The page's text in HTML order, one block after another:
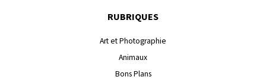
RUBRIQUES
Art et Photographie
Animaux
Bons Plans